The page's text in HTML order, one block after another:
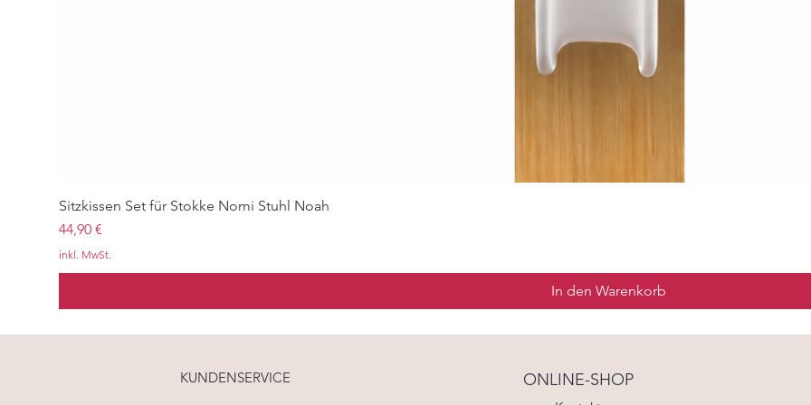
Sitzkissen Set für Stokke Nomi Stuhl Noah
Preis
44,90 €
inkl. MwSt.
In den Warenkorb
KUNDENSERVICE ONLINE-SHOP